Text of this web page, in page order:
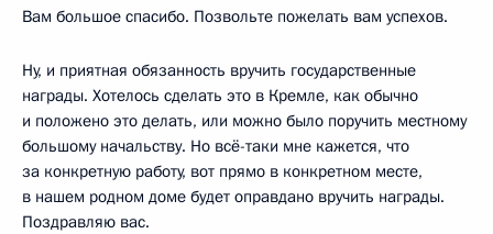
Вам большое спасибо. Позвольте пожелать вам успехов.
Ну, и приятная обязанность вручить государственные
награды. Хотелось сделать это в Кремле, как обычно
и положено это делать, или можно было поручить местному
большому начальству. Но всё-таки мне кажется, что
за конкретную работу, вот прямо в конкретном месте,
в нашем родном доме будет оправдано вручить награды.
Поздравляю вас.